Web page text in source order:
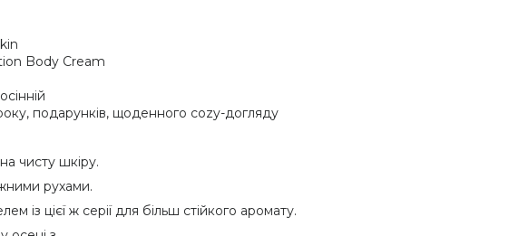
Body Cream
подарунків, щоденного cozy-догляду
чисту шкіру.
рухами.
із цієї ж серії для більш стійкого аромату.